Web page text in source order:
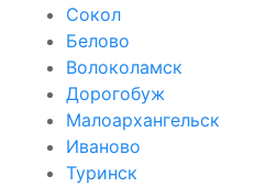
Сокол
Белово
Волоколамск
Дорогобуж
Малоархангельск
Иваново
Туринск